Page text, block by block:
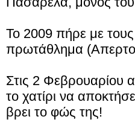
Το 2009 πήρε με
πρωτάθλημα
Στις 2 Φεβρουαρίου
το χατίρι να
βρει το φώς της!